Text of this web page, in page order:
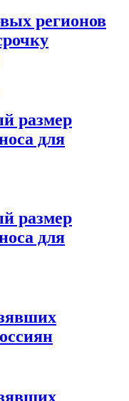
регионов
размер
для
размер
для